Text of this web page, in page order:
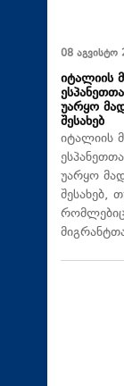
08 აგვისტო
იტალიის
უარყო
შესახებ
იტალიის
უარყო
შესახებ,
რომლებიც